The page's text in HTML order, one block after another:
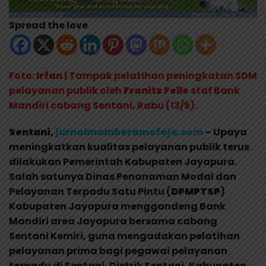
Spread the love
Foto:Irfan| Tampak pelatihan peningkatan SDM
pelayanan publik oleh Franitz Felle staf Bank
Mandiri cabang Sentani, Rabu (13/5).
Sentani,jurnalmamberamofoja.com– Upaya
meningkatkan kualitas pelayanan publik terus
dilakukan Pemerintah Kabupaten Jayapura.
Salah satunya Dinas Penanaman Modal dan
Pelayanan Terpadu Satu Pintu (DPMPTSP)
Kabupaten Jayapura menggandeng Bank
Mandiri area Jayapura bersama cabang
Sentani Kemiri, guna mengadakan pelatihan
pelayanan prima bagi pegawai pelayanan